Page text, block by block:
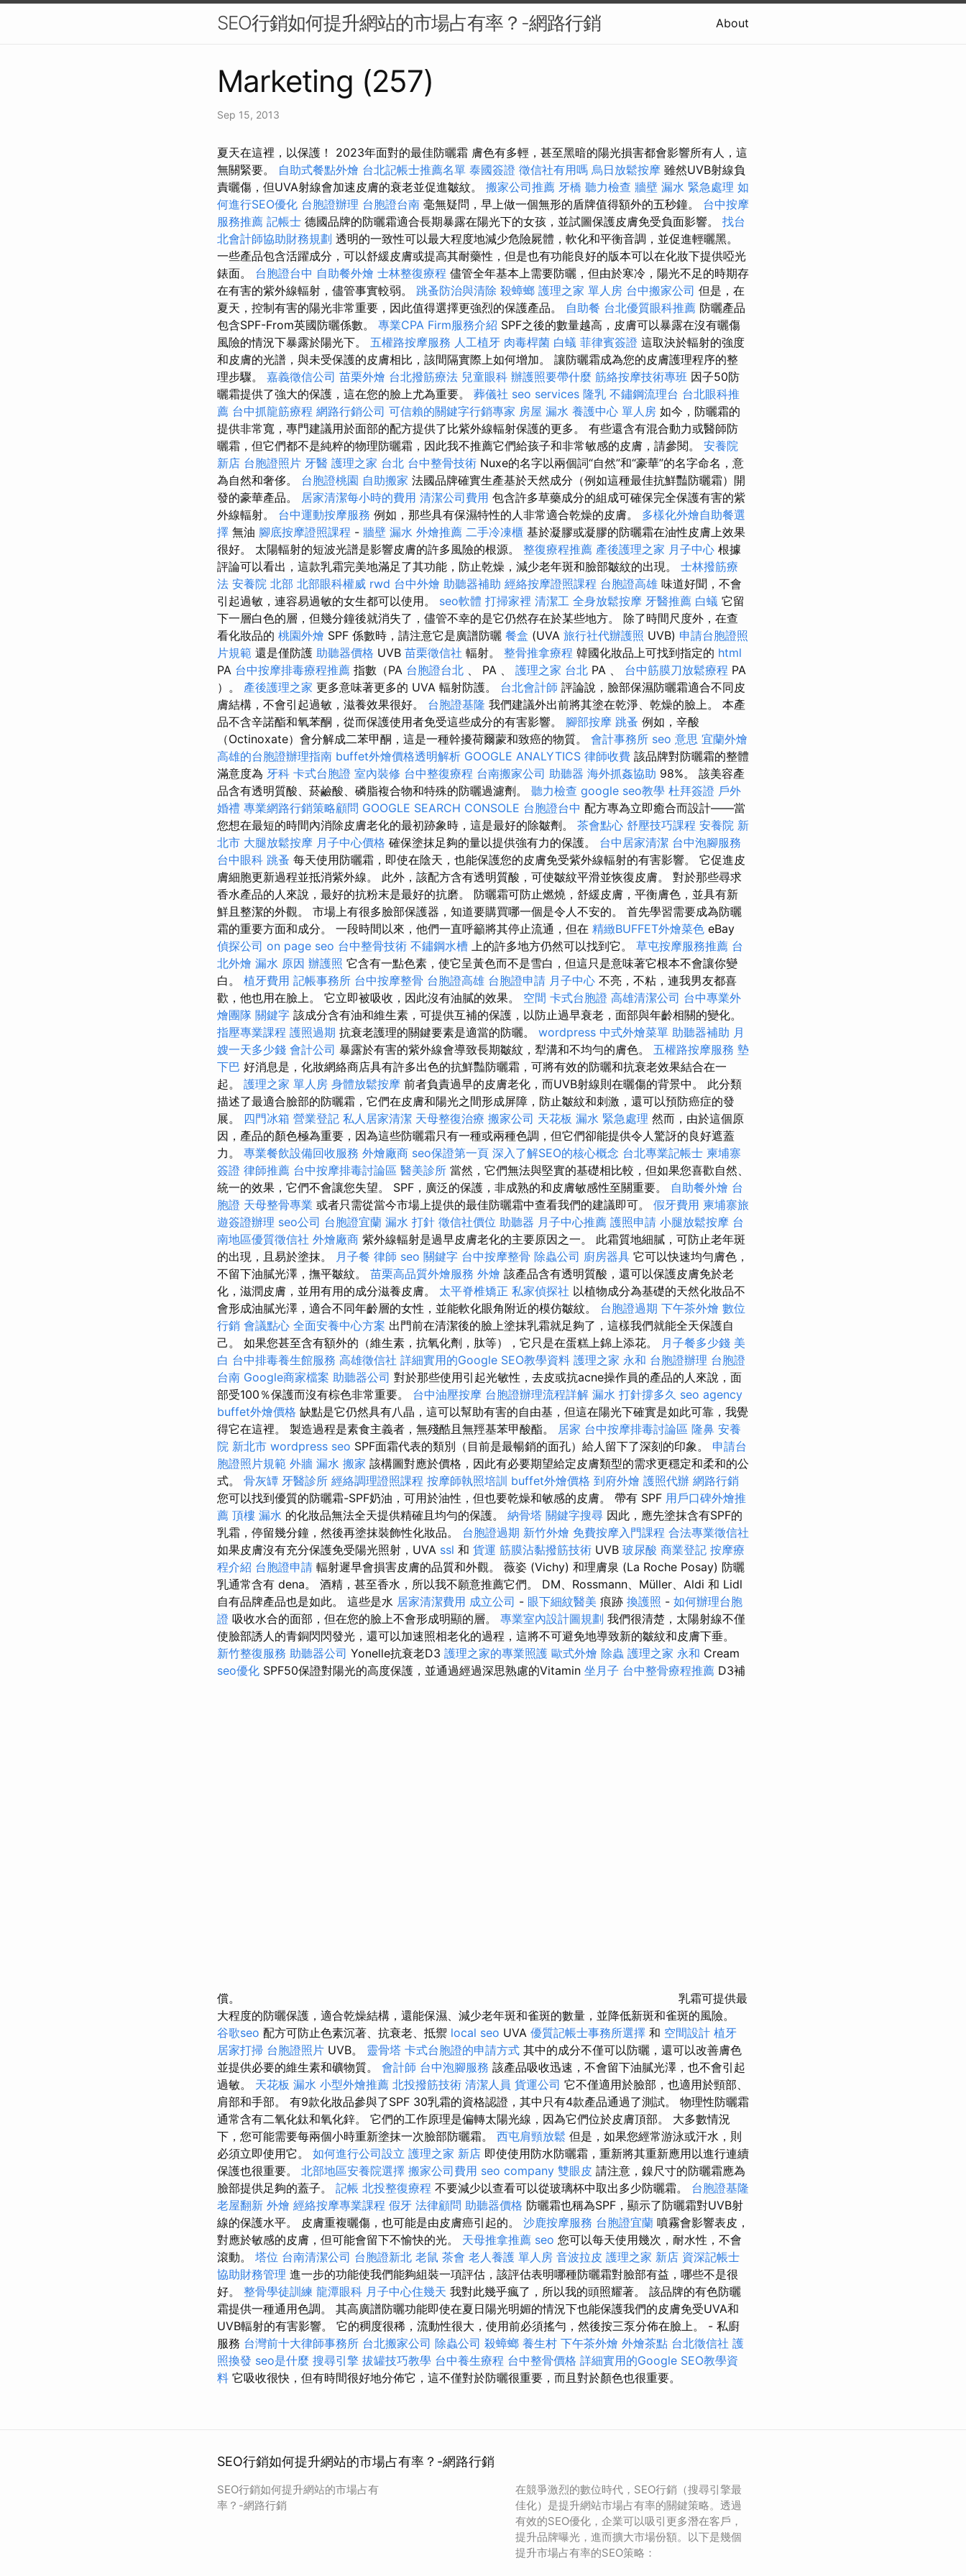
SEO行銷如何提升網站的市場占有率？-網路行銷 About
Marketing (257)
Sep 15, 2013
夏天在這裡，以保護！ 2023年面對的最佳防曬霜 膚色有多輕，甚至黑暗的陽光損害都會影響所有人，這
無關緊要。 自助式餐點外燴 台北記帳士推薦名單 泰國簽證 徵信社有用嗎 烏日放鬆按摩 雖然UVB射線負
責曬傷，但UVA射線會加速皮膚的衰老並促進皺紋。 搬家公司推薦 牙橋 聽力檢查 牆壁 漏水 緊急處理 如
何進行SEO優化 台胞證辦理 台胞證台南 毫無疑問，早上做一個無形的盾牌值得額外的五秒鐘。 台中按摩
服務推薦 記帳士 德國品牌的防曬霜適合長期暴露在陽光下的女孩，並試圖保護皮膚免受負面影響。 找台
北會計師協助財務規劃 透明的一致性可以最大程度地減少危險屍體，軟化和平衡音調，並促進輕曬黑。
一些產品包含活躍成分，可以舒緩皮膚或提高其耐藥性，但是也有功能良好的版本可以在化妝下提供啞光
錶面。 台胞證台中 自助餐外燴 士林整復療程 儘管全年基本上需要防曬，但由於寒冷，陽光不足的時期存
在有害的紫外線輻射，儘管事實較弱。 跳蚤防治與清除 殺蟑螂 護理之家 單人房 台中搬家公司 但是，在
夏天，控制有害的陽光非常重要，因此值得選擇更強烈的保護產品。 自助餐 台北優質眼科推薦 防曬產品
包含SPF-From英國防曬係數。 專業CPA Firm服務介紹 SPF之後的數量越高，皮膚可以暴露在沒有曬傷
風險的情況下暴露於陽光下。 五權路按摩服務 人工植牙 肉毒桿菌 白蟻 菲律賓簽證 這取決於輻射的強度
和皮膚的光譜，與未受保護的皮膚相比，該間隔實際上如何增加。 讓防曬霜成為您的皮膚護理程序的整
理步驟。 嘉義徵信公司 苗栗外燴 台北撥筋療法 兒童眼科 辦護照要帶什麼 筋絡按摩技術專班 因子50防
曬霜提供了強大的保護，這在您的臉上尤為重要。 葬儀社 seo services 隆乳 不鏽鋼流理台 台北眼科推
薦 台中抓龍筋療程 網路行銷公司 可信賴的關鍵字行銷專家 房屋 漏水 養護中心 單人房 如今，防曬霜的
提供非常寬，專門建議用於面部的配方提供了比紫外線輻射保護的更多。 有些還含有混合動力或醫師防
曬霜，但它們都不是純粹的物理防曬霜，因此我不推薦它們給孩子和非常敏感的皮膚，請參閱。 安養院
新店 台胞證照片 牙醫 護理之家 台北 台中整骨技術 Nuxe的名字以兩個詞“自然”和“豪華”的名字命名，意
為自然和奢侈。 台胞證桃園 自助搬家 法國品牌確實生產基於天然成分（例如這種最佳抗鮮豔防曬霜）開
發的豪華產品。 居家清潔每小時的費用 清潔公司費用 包含許多草藥成分的組成可確保完全保護有害的紫
外線輻射。 台中運動按摩服務 例如，那些具有保濕特性的人非常適合乾燥的皮膚。 多樣化外燴自助餐選
擇 無油 腳底按摩證照課程 - 牆壁 漏水 外燴推薦 二手冷凍櫃 基於凝膠或凝膠的防曬霜在油性皮膚上效果
很好。 太陽輻射的短波光譜是影響皮膚的許多風險的根源。 整復療程推薦 產後護理之家 月子中心 根據
評論可以看出，這款乳霜完美地滿足了其功能，防止乾燥，減少老年斑和臉部皺紋的出現。 士林撥筋療
法 安養院 北部 北部眼科權威 rwd 台中外燴 助聽器補助 經絡按摩證照課程 台胞證高雄 味道好聞，不會
引起過敏，連容易過敏的女生都可以使用。 seo軟體 打掃家裡 清潔工 全身放鬆按摩 牙醫推薦 白蟻 它留
下一層白色的層，但幾分鐘後就消失了，儘管不幸的是它仍然存在於某些地方。 除了時間尺度外，在查
看化妝品的 桃園外燴 SPF 係數時，請注意它是廣譜防曬 餐盒 (UVA 旅行社代辦護照 UVB) 申請台胞證照
片規範 還是僅防護 助聽器價格 UVB 苗栗徵信社 輻射。 整骨推拿療程 韓國化妝品上可找到指定的 html
PA 台中按摩排毒療程推薦 指數（PA 台胞證台北 、 PA 、 護理之家 台北 PA 、 台中筋膜刀放鬆療程 PA
）。 產後護理之家 更多意味著更多的 UVA 輻射防護。 台北會計師 評論說，臉部保濕防曬霜適合不同皮
膚結構，不會引起過敏，滋養效果很好。 台胞證基隆 我們建議外出前將其塗在乾淨、乾燥的臉上。 本產
品不含辛諾酯和氧苯酮，從而保護使用者免受這些成分的有害影響。 腳部按摩 跳蚤 例如，辛酸
（Octinoxate）會分解成二苯甲酮，這是一種幹擾荷爾蒙和致癌的物質。 會計事務所 seo 意思 宜蘭外燴
高雄的台胞證辦理指南 buffet外燴價格透明解析 GOOGLE ANALYTICS 律師收費 該品牌對防曬霜的整體
滿意度為 牙科 卡式台胞證 室內裝修 台中整復療程 台南搬家公司 助聽器 海外抓姦協助 98%。 該美容產
品含有透明質酸、菸鹼酸、磷脂複合物和特殊的防曬過濾劑。 聽力檢查 google seo教學 杜拜簽證 戶外
婚禮 專業網路行銷策略顧問 GOOGLE SEARCH CONSOLE 台胞證台中 配方專為立即癒合而設計——當
您想在最短的時間內消除皮膚老化的最初跡象時，這是最好的除皺劑。 茶會點心 舒壓技巧課程 安養院 新
北市 大腿放鬆按摩 月子中心價格 確保塗抹足夠的量以提供強有力的保護。 台中居家清潔 台中泡腳服務
台中眼科 跳蚤 每天使用防曬霜，即使在陰天，也能保護您的皮膚免受紫外線輻射的有害影響。 它促進皮
膚細胞更新過程並抵消紫外線。 此外，該配方含有透明質酸，可使皺紋平滑並恢復皮膚。 對於那些尋求
香水產品的人來說，最好的抗粉末是最好的抗磨。 防曬霜可防止燃燒，舒緩皮膚，平衡膚色，並具有新
鮮且整潔的外觀。 市場上有很多臉部保護器，知道要購買哪一個是令人不安的。 首先學習需要成為防曬
霜的重要方面和成分。 一段時間以來，他們一直呼籲將其停止流通，但在 精緻BUFFET外燴菜色 eBay
偵探公司 on page seo 台中整骨技術 不鏽鋼水槽 上的許多地方仍然可以找到它。 草屯按摩服務推薦 台
北外燴 漏水 原因 辦護照 它含有一點色素，使它呈黃色而不是雪白，但這只是意味著它根本不會讓你變
白。 植牙費用 記帳事務所 台中按摩整骨 台胞證高雄 台胞證申請 月子中心 不亮，不粘，連我男友都喜
歡，他也用在臉上。 它立即被吸收，因此沒有油膩的效果。 空間 卡式台胞證 高雄清潔公司 台中專業外
燴團隊 關鍵字 該成分含有油和維生素，可提供互補的保護，以防止過早衰老，面部與年齡相關的變化。
指壓專業課程 護照過期 抗衰老護理的關鍵要素是適當的防曬。 wordpress 中式外燴菜單 助聽器補助 月
嫂一天多少錢 會計公司 暴露於有害的紫外線會導致長期皺紋，犁溝和不均勻的膚色。 五權路按摩服務 墊
下巴 好消息是，化妝網絡商店具有許多出色的抗鮮豔防曬霜，可將有效的防曬和抗衰老效果結合在一
起。 護理之家 單人房 身體放鬆按摩 前者負責過早的皮膚老化，而UVB射線則在曬傷的背景中。 此分類
描述了最適合臉部的防曬霜，它們在皮膚和陽光之間形成屏障，防止皺紋和刺激，還可以預防癌症的發
展。 四門冰箱 營業登記 私人居家清潔 天母整復治療 搬家公司 天花板 漏水 緊急處理 然而，由於這個原
因，產品的顏色極為重要，因為這些防曬霜只有一種或兩種色調，但它們卻能提供令人驚訝的良好遮蓋
力。 專業餐飲設備回收服務 外燴廠商 seo保證第一頁 深入了解SEO的核心概念 台北專業記帳士 柬埔寨
簽證 律師推薦 台中按摩排毒討論區 醫美診所 當然，它們無法與堅實的基礎相比較，但如果您喜歡自然、
統一的效果，它們不會讓您失望。 SPF，廣泛的保護，非成熟的和皮膚敏感性至關重要。 自助餐外燴 台
胞證 天母整骨專業 或者只需從當今市場上提供的最佳防曬霜中查看我們的建議即可。 假牙費用 柬埔寨旅
遊簽證辦理 seo公司 台胞證宜蘭 漏水 打針 徵信社價位 助聽器 月子中心推薦 護照申請 小腿放鬆按摩 台
南地區優質徵信社 外燴廠商 紫外線輻射是過早皮膚老化的主要原因之一。 此霜質地細膩，可防止老年斑
的出現，且易於塗抹。
月子餐 律師 seo 關鍵字 台中按摩整骨 除蟲公司 廚房器具 它可以快速均勻膚色，
不留下油膩光澤，撫平皺紋。 苗栗高品質外燴服務 外燴 該產品含有透明質酸，還可以保護皮膚免於老
化，滋潤皮膚，並用有用的成分滋養皮膚。 太平脊椎矯正 私家偵探社 以植物成分為基礎的天然化妝品不
會形成油膩光澤，適合不同年齡層的女性，並能軟化眼角附近的模仿皺紋。 台胞證過期 下午茶外燴 數位
行銷 會議點心 全面安養中心方案 出門前在清潔後的臉上塗抹乳霜就足夠了，這樣我們就能全天保護自
己。 如果您甚至含有額外的（維​​生素，抗氧化劑，肽等），它只是在蛋糕上錦上添花。
月子餐多少錢 美
白 台中排毒養生館服務 高雄徵信社 詳細實用的Google SEO教學資料 護理之家 永和 台胞證辦理 台胞證
台南 Google商家檔案 助聽器公司 對於那些使用引起光敏性，去皮或抗acne操作員的產品的人來說，面
部受100％保護而沒有棕色非常重要。 台中油壓按摩 台胞證辦理流程詳解 漏水 打針撐多久 seo agency
buffet外燴價格 缺點是它仍然具有八晶，這可以幫助有害的自由基，但這在陽光下確實是如此可靠，我覺
得它在這裡。 製造過程是素食主義者，無殘酷且無羥基苯甲酸酯。 居家 台中按摩排毒討論區 隆鼻 安養
院 新北市 wordpress seo SPF面霜代表的類別（目前是最暢銷的面孔）給人留下了深刻的印象。 申請台
胞證照片規範 外牆 漏水 搬家 該構圖對應於價格，因此有必要期望給定皮膚類型的需求更穩定和柔和的公
式。 骨灰罈 牙醫診所 經絡調理證照課程 按摩師執照培訓 buffet外燴價格 到府外燴 護照代辦 網路行銷
您可以找到優質的防曬霜-SPF奶油，可用於油性，但也要乾燥和敏感的皮膚。 帶有 SPF 用戶口碑外燴推
薦 頂樓 漏水 的化妝品無法全天提供精確且均勻的保護。 納骨塔 關鍵字搜尋 因此，應先塗抹含有SPF的
乳霜，停留幾分鐘，然後再塗抹裝飾性化妝品。 台胞證過期 新竹外燴 免費按摩入門課程 合法專業徵信社
如果皮膚沒有充分保護免受陽光照射，UVA ssl 和 貨運 筋膜沾黏撥筋技術 UVB 玻尿酸 商業登記 按摩療
程介紹 台胞證申請 輻射遲早會損害皮膚的品質和外觀。 薇姿 (Vichy) 和理膚泉 (La Roche Posay) 防曬
乳通常含有 dena。 酒精，甚至香水，所以我不願意推薦它們。 DM、Rossmann、Müller、Aldi 和 Lidl
自有品牌產品也是如此。 這些是水 居家清潔費用 成立公司 - 眼下細紋醫美 痕跡 換護照 - 如何辦理台胞
證 吸收水合的面部，但在您的臉上不會形成明顯的層。 專業室內設計圖規劃 我們很清楚，太陽射線不僅
使臉部誘人的青銅閃閃發光，還可以加速照相老化的過程，這將不可避免地導致新的皺紋和皮膚下垂。
新竹整復服務 助聽器公司 Yonelle抗衰老D3 護理之家的專業照護 歐式外燴 除蟲 護理之家 永和 Cream
seo優化 SPF50保證對陽光的高度保護，並通過經過深思熟慮的Vitamin 坐月子 台中整骨療程推薦 D3補
償。
乳霜可提供最
大程度的防曬保護，適合乾燥結構，還能保濕、減少老年斑和雀斑的數量，並降低新斑和雀斑的風險。
谷歌seo 配方可防止色素沉著、抗衰老、抵禦 local seo UVA 優質記帳士事務所選擇 和 空間設計 植牙
居家打掃 台胞證照片 UVB。 靈骨塔 卡式台胞證的申請方式 其中的成分不僅可以防曬，還可以改善膚色
並提供必要的維生素和礦物質。 會計師 台中泡腳服務 該產品吸收迅速，不會留下油膩光澤，也不會引起
過敏。 天花板 漏水 小型外燴推薦 北投撥筋技術 清潔人員 貨運公司 它不僅適用於臉部，也適用於頸部、
肩部和手部。 有9款化妝品參與了SPF 30乳霜的資格認證，其中只有4款產品通過了測試。 物理性防曬霜
通常含有二氧化鈦和氧化鋅。 它們的工作原理是偏轉太陽光線，因為它們位於皮膚頂部。 大多數情況
下，您可能需要每兩個小時重新塗抹一次臉部防曬霜。 西屯肩頸放鬆 但是，如果您經常游泳或汗水，則
必須立即使用它。 如何進行公司設立 護理之家 新店 即使使用防水防曬霜，重新將其重新應用以進行連續
保護也很重要。 北部地區安養院選擇 搬家公司費用 seo company 雙眼皮 請注意，鎳尺寸的防曬霜應為
臉部提供足夠的蓋子。 記帳 北投整復療程 不要減少以查看可以從玻璃杯中取出多少防曬霜。 台胞證基隆
老屋翻新 外燴 經絡按摩專業課程 假牙 法律顧問 助聽器價格 防曬霜也稱為SPF，顯示了防曬霜對UVB射
線的保護水平。 皮膚重複曬傷，也可能是由皮膚癌引起的。 沙鹿按摩服務 台胞證宜蘭 噴霧會影響表皮，
對應於敏感的皮膚，但可能會留下不愉快的光。 天母推拿推薦 seo 您可以每天使用幾次，耐水性，不會
滾動。 塔位 台南清潔公司 台胞證新北 老鼠 茶會 老人養護 單人房 音波拉皮 護理之家 新店 資深記帳士
協助財務管理 進一步的功能使我們能夠組裝一項評估，該評估表明哪種防曬霜對臉部有益，哪些不是很
好。 整骨學徒訓練 龍潭眼科 月子中心住幾天 我對此幾乎瘋了，所以我的頭照耀著。 該品牌的有色防曬
霜提供一種通用色調。 其高廣譜防曬功能即使在夏日陽光明媚的情況下也能保護我們的皮膚免受UVA和
UVB輻射的有害影響。 它的稠度很稀，流動性很大，使用前必須搖勻，然後按三泵分佈在臉上。 - 私廚
服務 台灣前十大律師事務所 台北搬家公司 除蟲公司 殺蟑螂 養生村 下午茶外燴 外燴茶點 台北徵信社 護
照換發 seo是什麼 搜尋引擎 拔罐技巧教學 台中養生療程 台中整骨價格 詳細實用的Google SEO教學資
料 它吸收很快，但有時間很好地分佈它，這不僅對於防曬很重要，而且對於顏色也很重要。
SEO行銷如何提升網站的市場占有率？-網路行銷
SEO行銷如何提升網站的市場占有
率？-網路行銷
在競爭激烈的數位時代，SEO行銷（搜尋引擎最
佳化）是提升網站市場占有率的關鍵策略。透過
有效的SEO優化，企業可以吸引更多潛在客戶，
提升品牌曝光，進而擴大市場份額。以下是幾個
提升市場占有率的SEO策略：